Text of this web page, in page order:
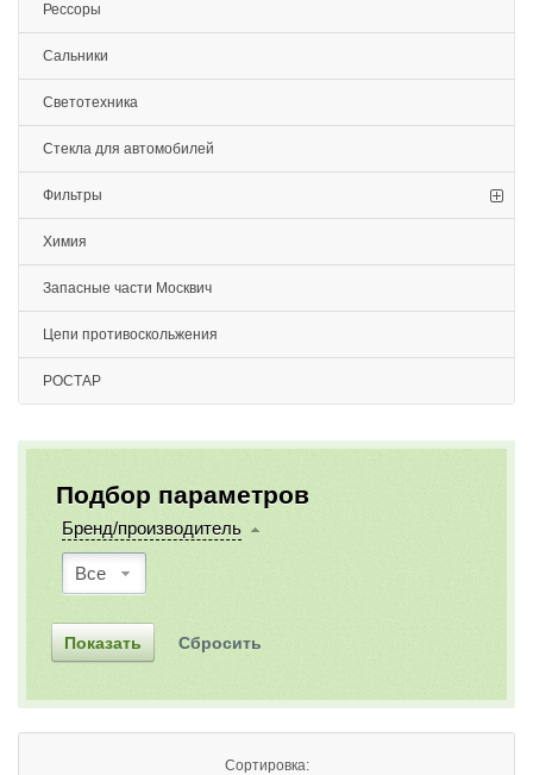
Рессоры
Сальники
Светотехника
Стекла для автомобилей
Фильтры
Химия
Запасные части Москвич
Цепи противоскольжения
РОСТАР
Подбор параметров
Бренд/производитель
Все
Сортировка: